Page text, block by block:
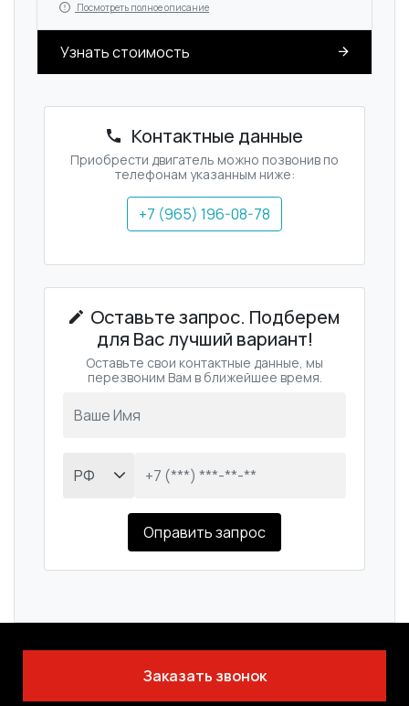
Посмотреть полное описание
Узнать стоимость
Контактные данные
Приобрести двигатель можно позвонив по
телефонам указанным ниже:
+7 (965) 196-08-78
Оставьте запрос. Подберем
для Вас лучший вариант!
Оставьте свои контактные данные, мы
перезвоним Вам в ближейшее время.
Оправить запрос
Заказать звонок